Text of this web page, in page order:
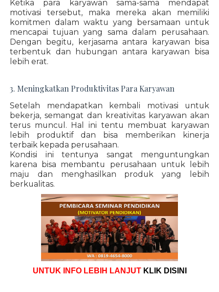
Ketika para karyawan sama-sama mendapat
motivasi tersebut, maka mereka akan memiliki
komitmen dalam waktu yang bersamaan untuk
mencapai tujuan yang sama dalam perusahaan.
Dengan begitu, kerjasama antara karyawan bisa
terbentuk dan hubungan antara karyawan bisa
lebih erat.
3. Meningkatkan Produktivitas Para Karyawan
Setelah mendapatkan kembali motivasi untuk
bekerja, semangat dan kreativitas karyawan akan
terus muncul. Hal ini tentu membuat karyawan
lebih produktif dan bisa memberikan kinerja
terbaik kepada perusahaan.
Kondisi ini tentunya sangat menguntungkan
karena bisa membantu perusahaan untuk lebih
maju dan menghasilkan produk yang lebih
berkualitas.
UNTUK INFO LEBIH LANJUT KLIK DISINI